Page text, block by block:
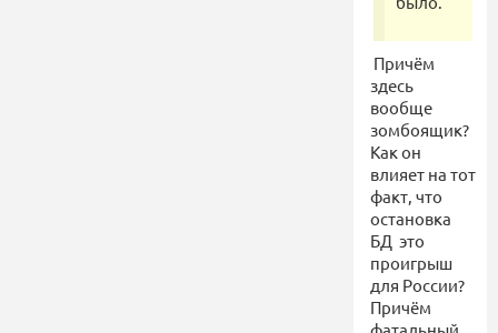
Причём
здесь
вообще
зомбоящик?
Как он
влияет на тот
факт, что
остановка
БД это
проигрыш
для России?
Причём